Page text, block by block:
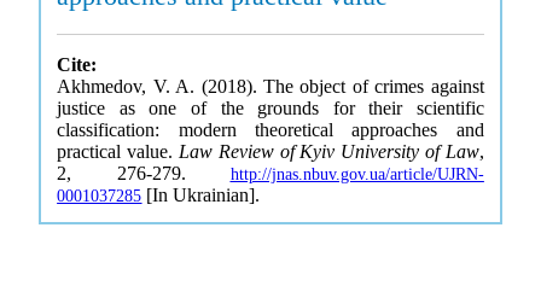
Cite:
Akhmedov, V. A. (2018). The object of crimes against
justice as one of the grounds for their scientific
classification: modern theoretical approaches and
practical value. Law Review of Kyiv University of Law,
2, 276-279. http://jnas.nbuv.gov.ua/article/UJRN-
0001037285 [In Ukrainian].